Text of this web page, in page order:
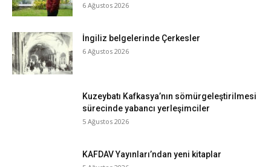
6 Ağustos 2026
İngiliz belgelerinde Çerkesler
6 Ağustos 2026
Kuzeybatı Kafkasya’nın sömürgeleştirilmesi
sürecinde yabancı yerleşimciler
5 Ağustos 2026
KAFDAV Yayınları’ndan yeni kitaplar